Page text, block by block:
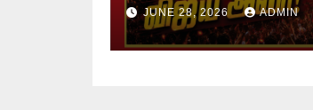
ADMIN